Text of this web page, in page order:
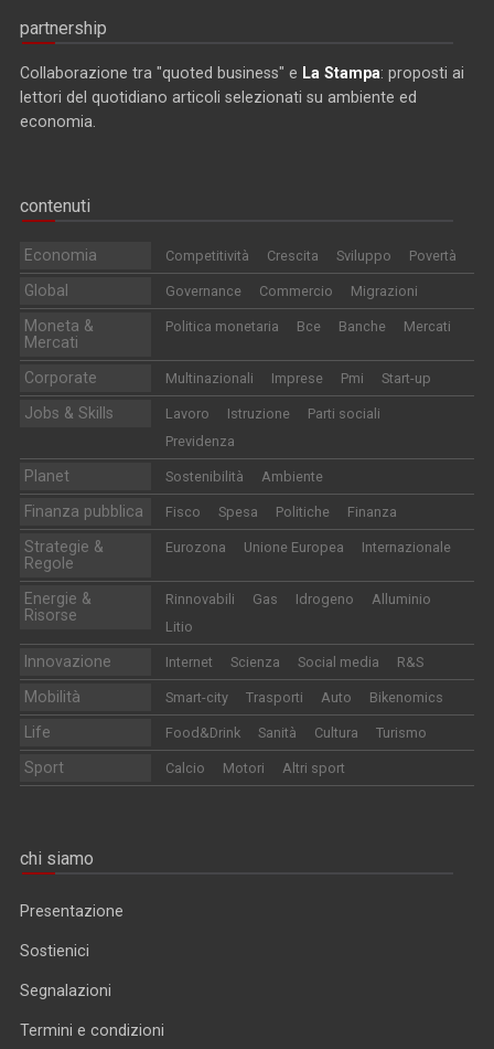
partnership
Collaborazione tra "quoted business" e La Stampa: proposti ai
lettori del quotidiano articoli selezionati su ambiente ed
economia.
contenuti
Economia Competitività Crescita Sviluppo Povertà
Global Governance Commercio Migrazioni
Moneta &
Mercati
Politica monetaria Bce Banche Mercati
Corporate Multinazionali Imprese Pmi Start-up
Jobs & Skills Lavoro Istruzione
Parti sociali
Previdenza
Planet Sostenibilità Ambiente
Finanza pubblica Fisco Spesa Politiche Finanza
Strategie &
Regole
Eurozona Unione Europea Internazionale
Energie &
Risorse
Rinnovabili Gas Idrogeno
Alluminio
Litio
Innovazione Internet Scienza Social media R&S
Mobilità Smart-city Trasporti Auto Bikenomics
Life Food&Drink Sanità Cultura Turismo
Sport Calcio Motori Altri sport
chi siamo
Presentazione
Sostienici
Segnalazioni
Termini e condizioni